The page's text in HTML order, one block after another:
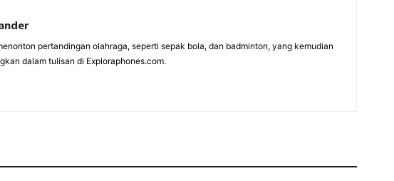
pertandingan olahraga, seperti sepak bola, dan badminton, yang kemudian
dalam tulisan di Exploraphones.com.